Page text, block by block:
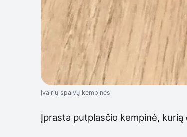
Įvairių spalvų kempinės
Įprasta putplasčio kempinė, kurią